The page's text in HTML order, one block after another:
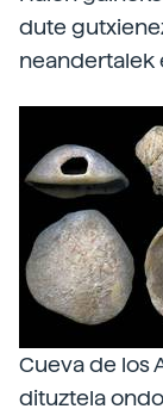
dute
neandertalek
Cueva de los
dituztela